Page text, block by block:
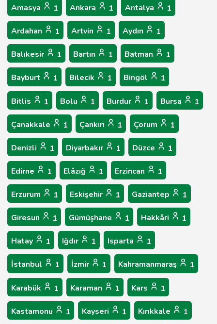
Amasya 1 Ankara 1 Antalya 1
Ardahan 1 Artvin 1 Aydın 1
Balıkesir 1 Bartın 1 Batman 1
Bayburt 1 Bilecik 1 Bingöl 1
Bitlis 1 Bolu 1 Burdur 1 Bursa 1
Çanakkale 1 Çankırı 1 Çorum 1
Denizli 1 Diyarbakır 1 Düzce 1
Edirne 1 Elâzığ 1 Erzincan 1
Erzurum 1 Eskişehir 1 Gaziantep 1
Giresun 1 Gümüşhane 1 Hakkâri 1
Hatay 1 Iğdır 1 Isparta 1
İstanbul 1 İzmir 1 Kahramanmaraş 1
Karabük 1 Karaman 1 Kars 1
Kastamonu 1 Kayseri 1 Kırıkkale 1